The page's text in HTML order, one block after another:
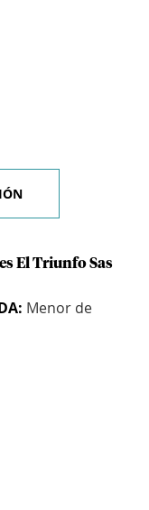
El Triunfo Sas
Menor de